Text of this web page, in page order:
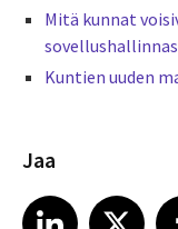
Mitä kunnat
Kuntien uuden
Jaa
Share article on LinkedIn
LinkedIn
Share article on X